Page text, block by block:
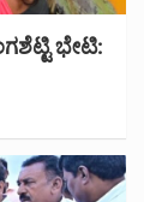
ಭೇಟಿ: